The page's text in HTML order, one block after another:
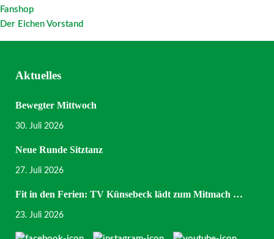
Fanshop
Der Eichen Vorstand
Aktuelles
Bewegter Mittwoch
30. Juli 2026
Neue Runde Sitztanz
27. Juli 2026
Fit in den Ferien: TV Künsebeck lädt zum Mitmach …
23. Juli 2026